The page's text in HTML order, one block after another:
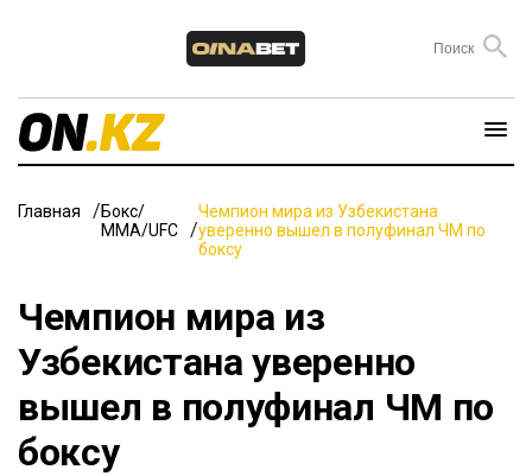
Главная
Бокс/
ММА/UFC
Чемпион мира из Узбекистана
уверенно вышел в полуфинал ЧМ по
боксу
Чемпион мира из
Узбекистана уверенно
вышел в полуфинал ЧМ по
боксу